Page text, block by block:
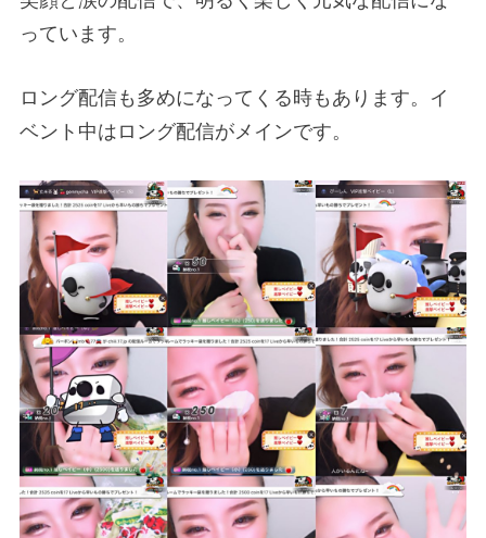
っています。
ロング配信も多めになってくる時もあります。イ
ベント中はロング配信がメインです。